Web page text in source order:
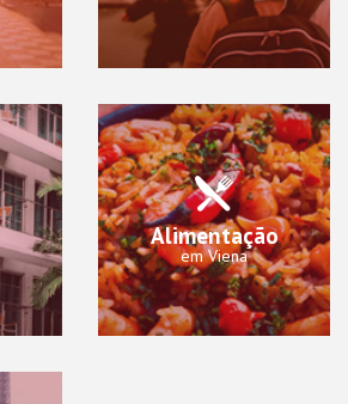
Alimentação
em Viena